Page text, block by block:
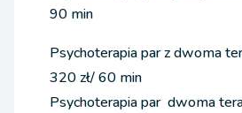
90 min
Psychoterapia par z dwoma
320 zł/ 60 min
Psychoterapia par dwoma